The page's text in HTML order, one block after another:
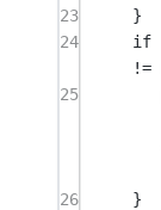
23
}
24
if
!=
25
26
}